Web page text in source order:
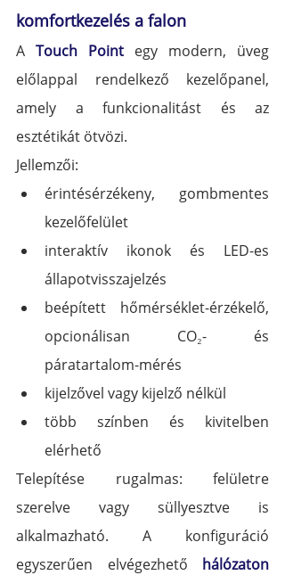
komfortkezelés a falon
A Touch Point egy modern, üveg
előlappal rendelkező kezelőpanel,
amely a funkcionalitást és az
esztétikát ötvözi.
Jellemzői:
érintésérzékeny, gombmentes
kezelőfelület
interaktív ikonok és LED-es
állapotvisszajelzés
beépített hőmérséklet-érzékelő,
opcionálisan CO₂- és
páratartalom-mérés
kijelzővel vagy kijelző nélkül
több színben és kivitelben
elérhető
Telepítése rugalmas: felületre
szerelve vagy süllyesztve is
alkalmazható. A konfiguráció
egyszerűen elvégezhető hálózaton